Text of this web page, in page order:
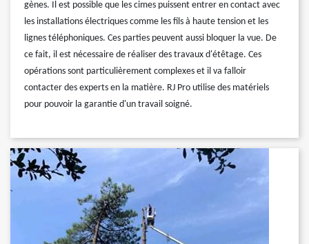
gènes. Il est possible que les cimes puissent entrer en contact avec
les installations électriques comme les fils à haute tension et les
lignes téléphoniques. Ces parties peuvent aussi bloquer la vue. De
ce fait, il est nécessaire de réaliser des travaux d'étêtage. Ces
opérations sont particulièrement complexes et il va falloir
contacter des experts en la matière. RJ Pro utilise des matériels
pour pouvoir la garantie d'un travail soigné.